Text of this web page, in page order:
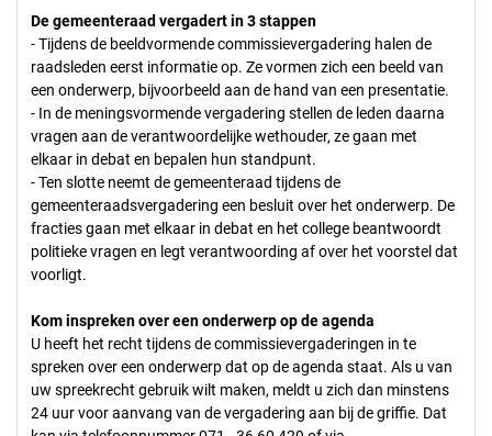
De gemeenteraad vergadert in 3 stappen
- Tijdens de beeldvormende commissievergadering halen de
raadsleden eerst informatie op. Ze vormen zich een beeld van
een onderwerp, bijvoorbeeld aan de hand van een presentatie.
- In de meningsvormende vergadering stellen de leden daarna
vragen aan de verantwoordelijke wethouder, ze gaan met
elkaar in debat en bepalen hun standpunt.
- Ten slotte neemt de gemeenteraad tijdens de
gemeenteraadsvergadering een besluit over het onderwerp. De
fracties gaan met elkaar in debat en het college beantwoordt
politieke vragen en legt verantwoording af over het voorstel dat
voorligt.
Kom inspreken over een onderwerp op de agenda
U heeft het recht tijdens de commissievergaderingen in te
spreken over een onderwerp dat op de agenda staat. Als u van
uw spreekrecht gebruik wilt maken, meldt u zich dan minstens
24 uur voor aanvang van de vergadering aan bij de griffie. Dat